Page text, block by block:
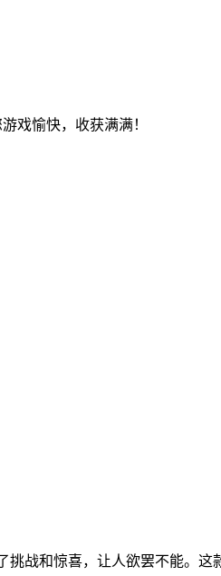
戏愉快，收获满满！
战和惊喜，让人欲罢不能。这